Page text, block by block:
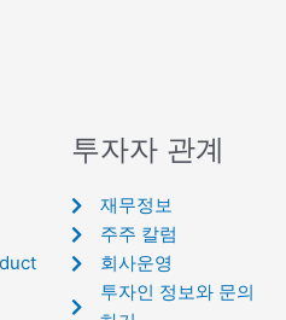
투자자 관계
재무정보
주주 칼럼
회사운영
투자인 정보와 문의